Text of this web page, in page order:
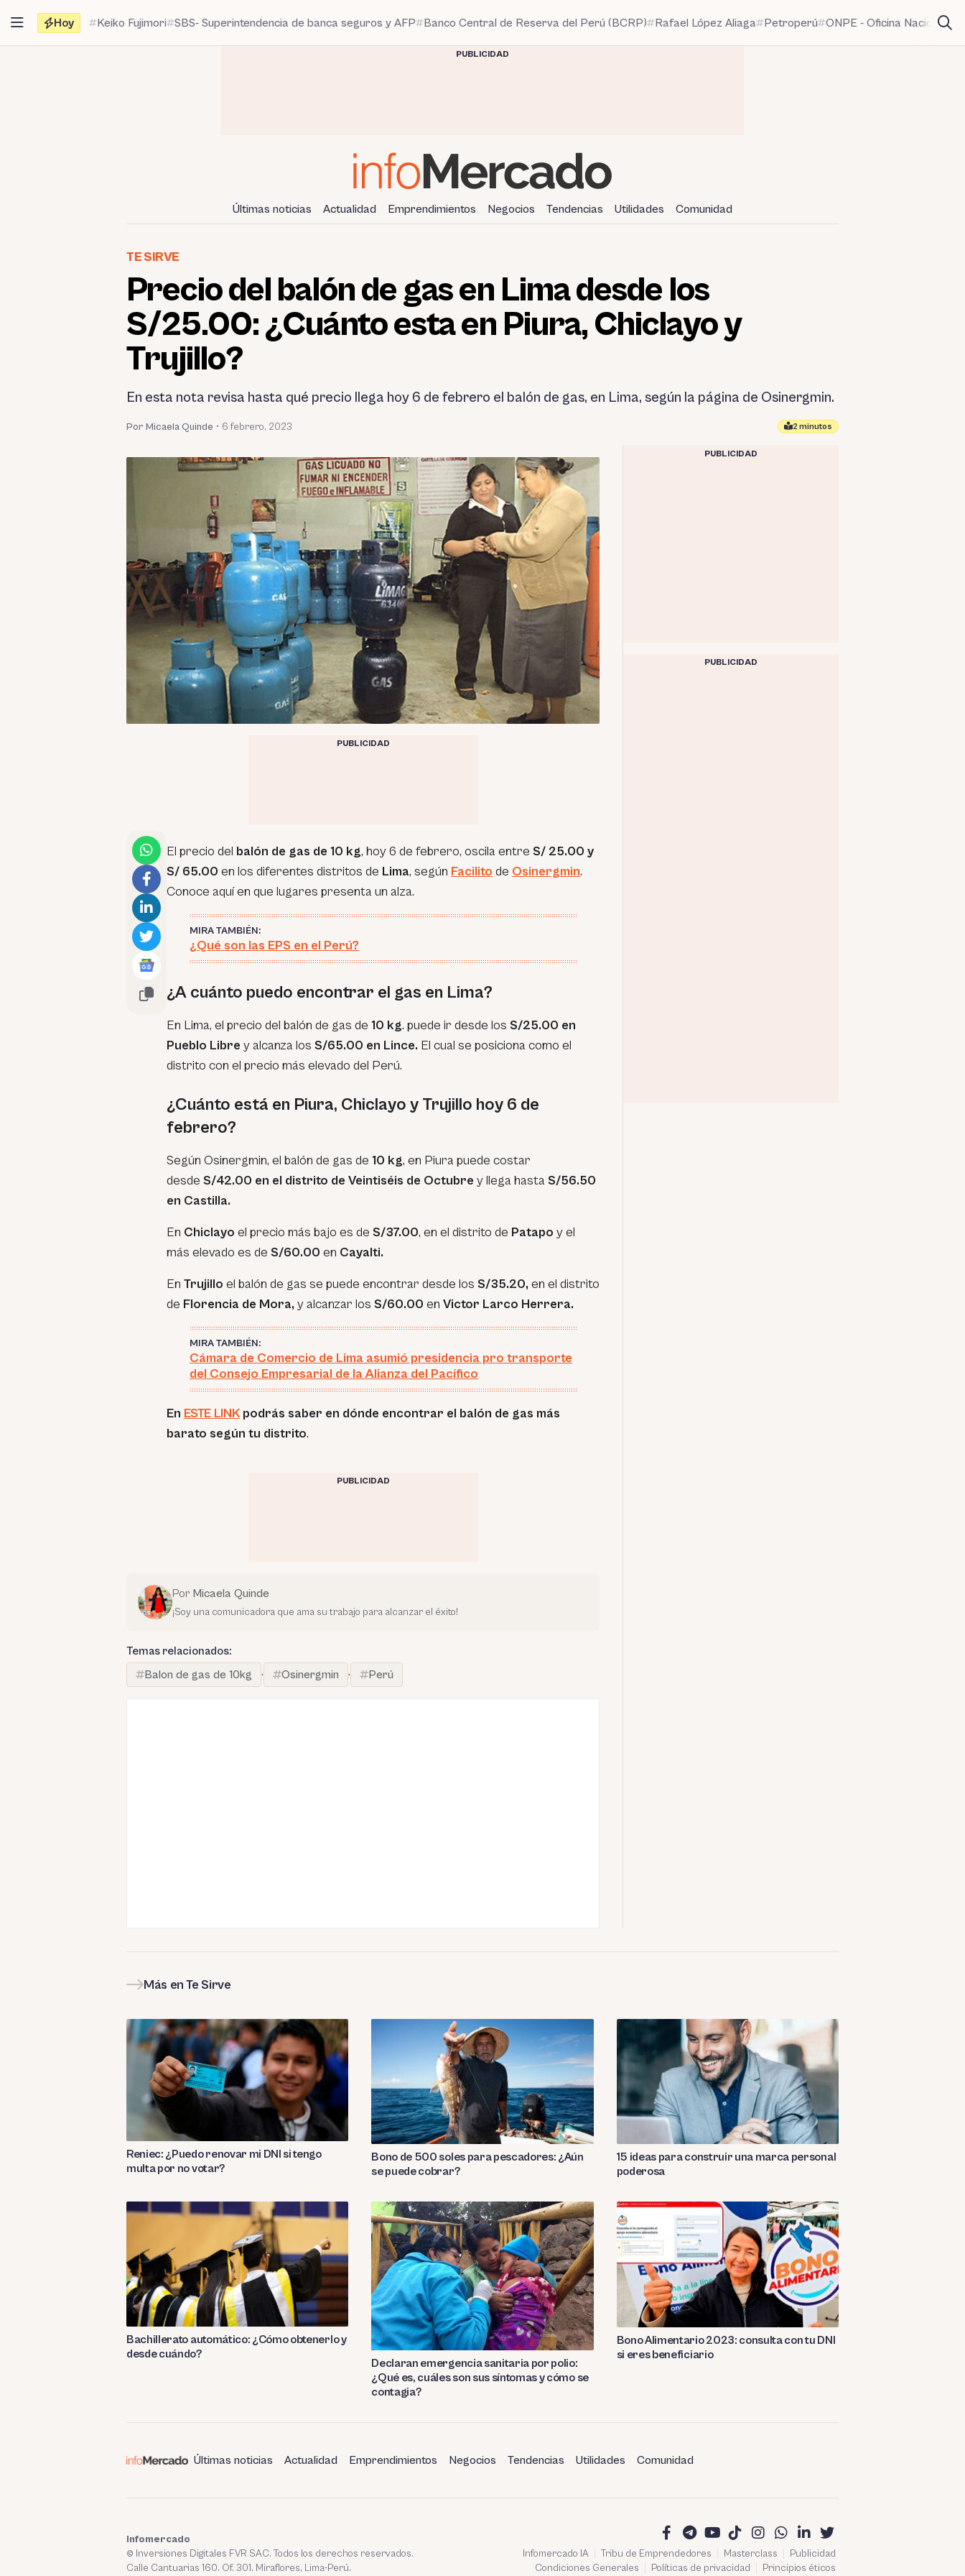
contenido
Hoy Keiko Fujimori SBS- Superintendencia de banca seguros y AFP Banco Central de Reserva del Perú (BCRP) Rafael López Aliaga Petroperú ONPE - Oficina Nacional
PUBLICIDAD
Últimas noticias Actualidad Emprendimientos Negocios Tendencias Utilidades Comunidad
TE SIRVE
Precio del balón de gas en Lima desde los
S/25.00: ¿Cuánto esta en Piura, Chiclayo y
Trujillo?
En esta nota revisa hasta qué precio llega hoy 6 de febrero el balón de gas, en Lima, según la página de Osinergmin.
Por Micaela Quinde • 6 febrero, 2023 2 minutos
PUBLICIDAD
El precio del balón de gas de 10 kg, hoy 6 de febrero, oscila entre S/ 25.00 y
S/ 65.00 en los diferentes distritos de Lima, según Facilito de Osinergmin.
Conoce aquí en que lugares presenta un alza.
MIRA TAMBIÉN:
¿Qué son las EPS en el Perú?
¿A cuánto puedo encontrar el gas en Lima?
En Lima, el precio del balón de gas de 10 kg. puede ir desde los S/25.00 en
Pueblo Libre y alcanza los S/65.00 en Lince. El cual se posiciona como el
distrito con el precio más elevado del Perú.
¿Cuánto está en Piura, Chiclayo y Trujillo hoy 6 de
febrero?
Según Osinergmin, el balón de gas de 10 kg, en Piura puede costar
desde S/42.00 en el distrito de Veintiséis de Octubre y llega hasta S/56.50
en Castilla.
En Chiclayo el precio más bajo es de S/37.00, en el distrito de Patapo y el
más elevado es de S/60.00 en Cayalti.
En Trujillo el balón de gas se puede encontrar desde los S/35.20, en el distrito
de Florencia de Mora, y alcanzar los S/60.00 en Victor Larco Herrera.
MIRA TAMBIÉN:
Cámara de Comercio de Lima asumió presidencia pro transporte
del Consejo Empresarial de la Alianza del Pacífico
En ESTE LINK podrás saber en dónde encontrar el balón de gas más
barato según tu distrito.
PUBLICIDAD
Por Micaela Quinde
¡Soy una comunicadora que ama su trabajo para alcanzar el éxito!
Temas relacionados:
Balon de gas de 10kg
· Osinergmin · Perú
PUBLICIDAD
PUBLICIDAD
Más en Te Sirve
Reniec: ¿Puedo renovar mi DNI si tengo
multa por no votar?
Bono de 500 soles para pescadores: ¿Aún
se puede cobrar?
15 ideas para construir una marca personal
poderosa
Bachillerato automático: ¿Cómo obtenerlo y
desde cuándo?
Declaran emergencia sanitaria por polio:
¿Qué es, cuáles son sus síntomas y cómo se
contagia?
Bono Alimentario 2023: consulta con tu DNI
si eres beneficiario
Últimas noticias Actualidad Emprendimientos Negocios Tendencias Utilidades Comunidad
Infomercado IA Tribu de Emprendedores Masterclass
Publicidad
Condiciones Generales
Políticas de privacidad Principios éticos
Infomercado
© Inversiones Digitales FVR SAC. Todos los derechos reservados.
Calle Cantuarias 160. Of. 301. Miraflores, Lima-Perú.